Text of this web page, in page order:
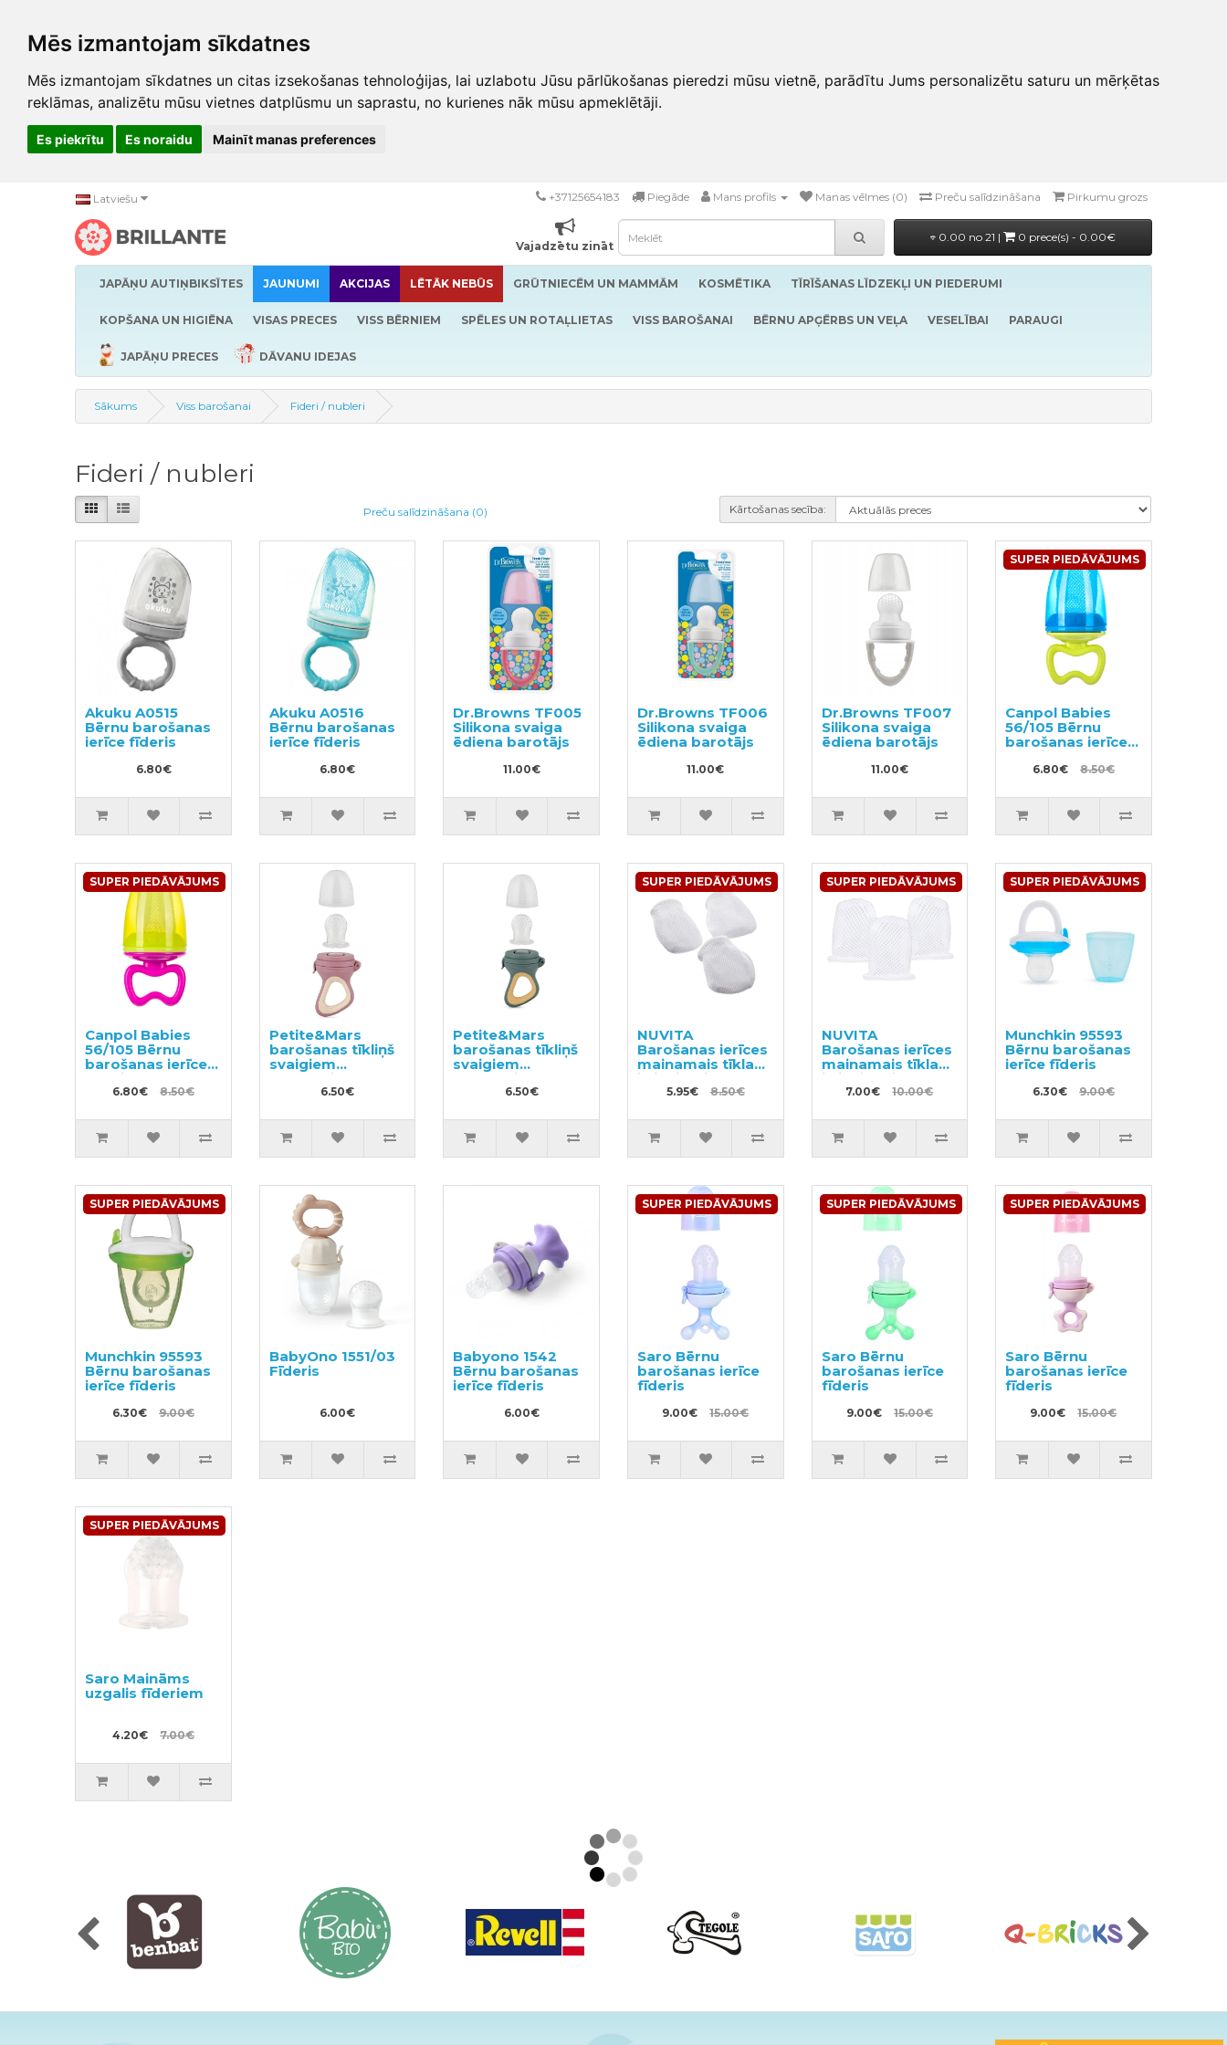
Mēs izmantojam sīkdatnes
Mēs izmantojam sīkdatnes un citas izsekošanas tehnoloģijas, lai uzlabotu Jūsu pārlūkošanas pieredzi mūsu vietnē, parādītu Jums personalizētu saturu un mērķētas
reklāmas, analizētu mūsu vietnes datplūsmu un saprastu, no kurienes nāk mūsu apmeklētāji.
Es piekrītu Es noraidu Mainīt manas preferences
Latviešu +37125654183 Piegāde Mans profils Manas vēlmes (0) Preču salīdzināšana Pirkumu grozs
Vajadzētu zināt
0.00 no 21 | 0 prece(s) - 0.00€
JAPĀŅU AUTIŅBIKSĪTES JAUNUMI AKCIJAS LĒTĀK NEBŪS GRŪTNIECĒM UN MAMMĀM KOSMĒTIKA TĪRĪŠANAS LĪDZEKĻI UN PIEDERUMI
KOPŠANA UN HIGIĒNA VISAS PRECES VISS BĒRNIEM SPĒLES UN ROTAĻLIETAS VISS BAROŠANAI BĒRNU APĢĒRBS UN VEĻA VESELĪBAI PARAUGI
JAPĀŅU PRECES DĀVANU IDEJAS
Sākums Viss barošanai Fideri / nubleri
Fideri / nubleri
Preču salīdzināšana (0) Kārtošanas secība:
Akuku A0515
Bērnu barošanas
ierīce fīderis
6.80€
Akuku A0516
Bērnu barošanas
ierīce fīderis
6.80€
Dr.Browns TF005
Silikona svaiga
ēdiena barotājs
11.00€
Dr.Browns TF006
Silikona svaiga
ēdiena barotājs
11.00€
Dr.Browns TF007
Silikona svaiga
ēdiena barotājs
11.00€
SUPER PIEDĀVĀJUMS
Canpol Babies
56/105 Bērnu
barošanas ierīce
fīderis
6.80€ 8.50€
SUPER PIEDĀVĀJUMS
Canpol Babies
56/105 Bērnu
barošanas ierīce
fīderis
6.80€ 8.50€
Petite&Mars
barošanas tīkliņš
svaigiem
produktiem
6.50€
Petite&Mars
barošanas tīkliņš
svaigiem
produktiem
6.50€
SUPER PIEDĀVĀJUMS
NUVITA
Barošanas ierīces
mainamais tīkla
ieliknis S izmēra
3gab5.95€ 8.50€
SUPER PIEDĀVĀJUMS
NUVITA
Barošanas ierīces
mainamais tīkla
ieliknis M izmēra
3gab7.00€ 10.00€
SUPER PIEDĀVĀJUMS
Munchkin 95593
Bērnu barošanas
ierīce fīderis
6.30€ 9.00€
SUPER PIEDĀVĀJUMS
Munchkin 95593
Bērnu barošanas
ierīce fīderis
6.30€ 9.00€
BabyOno 1551/03
Fīderis
6.00€
Babyono 1542
Bērnu barošanas
ierīce fīderis
6.00€
SUPER PIEDĀVĀJUMS
Saro Bērnu
barošanas ierīce
fīderis
9.00€ 15.00€
SUPER PIEDĀVĀJUMS
Saro Bērnu
barošanas ierīce
fīderis
9.00€ 15.00€
SUPER PIEDĀVĀJUMS
Saro Bērnu
barošanas ierīce
fīderis
9.00€ 15.00€
SUPER PIEDĀVĀJUMS
Saro Maināms
uzgalis fīderiem
4.20€ 7.00€